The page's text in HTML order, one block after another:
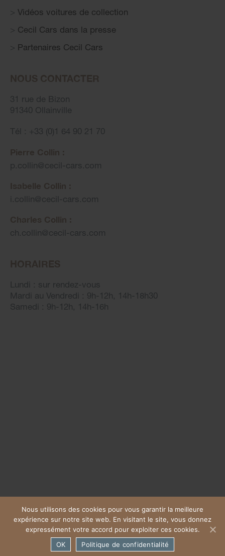
Vidéos voitures de collection
Cecil Cars dans la presse
Partenaires Cecil Cars
31 rue de Bizon
91340 Ollainville
Tél : +33 (0)1 64 90 21 70
p.collin@ cecil-cars.com
i.collin@ cecil-cars.com
ch.collin@ cecil-cars.com
Lundi : sur rendez-vous
Mardi au Vendredi : 9h-12h, 14h-18h30
Samedi : 9h-12h, 14h-16h
Crédit : Air Studio Mentions légales
Nous utilisons des cookies pour vous garantir la meilleure
expérience sur notre site web. En visitant le site, vous donnez
expressément votre accord pour exploiter ces cookies.
OK
Politique de confidentialité